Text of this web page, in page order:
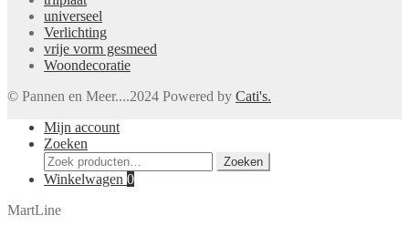
universeel
Verlichting
vrije vorm gesmeed
Woondecoratie
© Pannen en Meer....2024 Powered by Cati's.
Mijn account
Zoeken
Zoeken
naar:
Zoeken
Winkelwagen 0
MartLine